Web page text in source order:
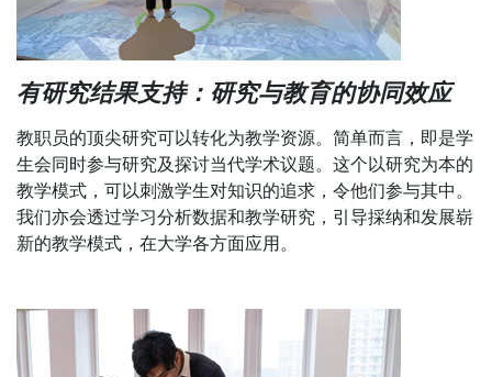
有研究结果支持：研究与教育的协同效应
教职员的顶尖研究可以转化为教学资源。简单而言，即是学
生会同时参与研究及探讨当代学术议题。这个以研究为本的
教学模式，可以刺激学生对知识的追求，令他们参与其中。
我们亦会透过学习分析数据和教学研究，引导採纳和发展崭
新的教学模式，在大学各方面应用。